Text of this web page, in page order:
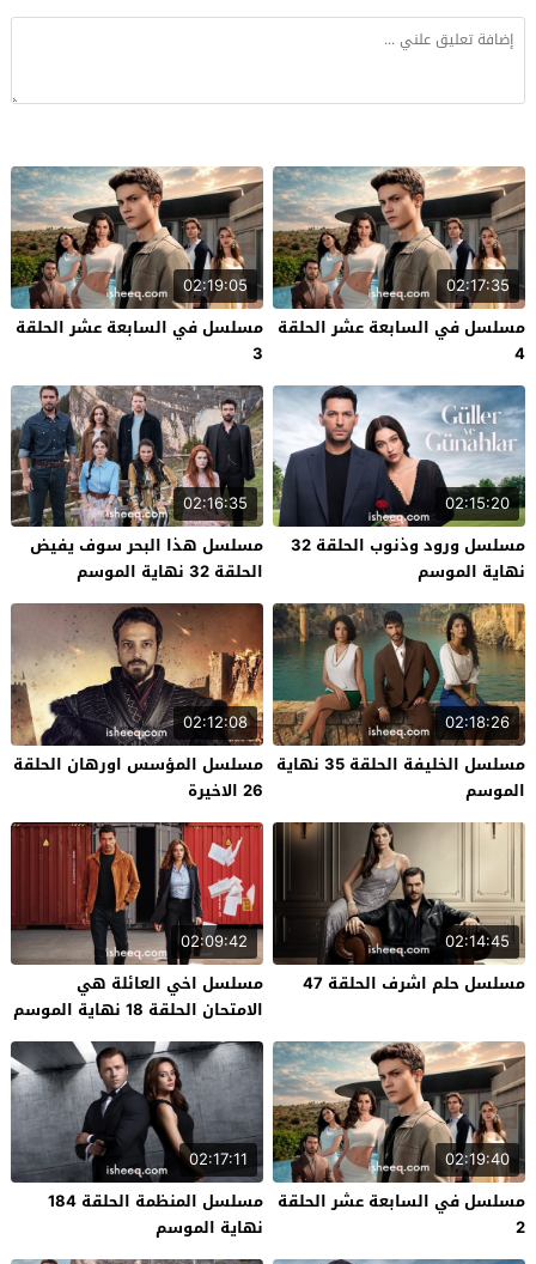
02:17:35
مسلسل في السابعة عشر الحلقة
4
02:19:05
مسلسل في السابعة عشر الحلقة
3
02:15:20
مسلسل ورود وذنوب الحلقة 32
نهاية الموسم
02:16:35
مسلسل هذا البحر سوف يفيض
الحلقة 32 نهاية الموسم
02:18:26
مسلسل الخليفة الحلقة 35 نهاية
الموسم
02:12:08
مسلسل المؤسس اورهان الحلقة
26 الاخيرة
02:14:45
مسلسل حلم اشرف الحلقة 47
02:09:42
مسلسل اخي العائلة هي
الامتحان الحلقة 18 نهاية الموسم
02:19:40
مسلسل في السابعة عشر الحلقة
2
02:17:11
مسلسل المنظمة الحلقة 184
نهاية الموسم